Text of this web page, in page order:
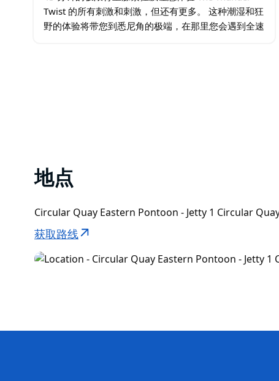
Twist 的所有刺激和刺激，但还有更多。 这种潮湿和狂
野的体验将带您到悉尼角的极端，在那里您会遇到全速
地点
Circular Quay Eastern Pontoon - Jetty 1 Circular
获取路线